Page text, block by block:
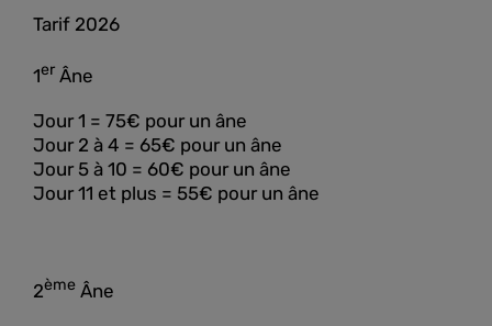
Tarif 2026
1er Âne
Jour 1 = 75€ pour un âne
Jour 2 à 4 = 65€ pour un âne
Jour 5 à 10 = 60€ pour un âne
Jour 11 et plus = 55€ pour un âne
2ème Âne